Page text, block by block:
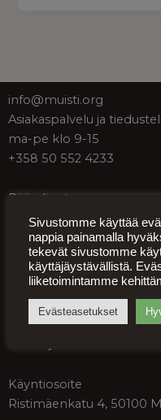
info@muisti.org
Asiakaspalvelu ja
ma-pe klo 9-15
+358 50 552 4233
Pääsyliput
Ryhmävaraukset
Tilaa Muistin uutiskirje
Käyntiosoite
Ristimäenkatu 4, 50100
Sivustomme käyttää
nappia painamalla
tekevät sivustomme
käyttäjäystävällistä.
liiketoimintamme
Evästeasetukset